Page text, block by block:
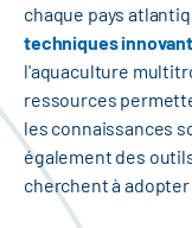
chaque pays
techniques
l'aquaculture
ressources
les connaissances
également des
cherchent à